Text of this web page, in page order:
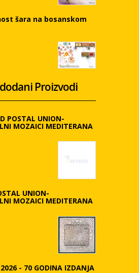
šara na bosanskom
Proizvodi
POSTAL UNION-
MOZAICI MEDITERANA
UNION-
MOZAICI MEDITERANA
2026 - 70 GODINA IZDANJA